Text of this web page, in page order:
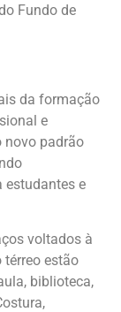
Fundo de
da formação
e
novo padrão
estudantes e
voltados à
estão
biblioteca,